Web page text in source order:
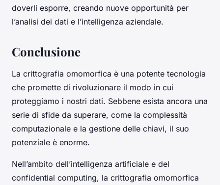
doverli esporre, creando nuove opportunità per
l’analisi dei dati e l’intelligenza aziendale.
Conclusione
La crittografia omomorfica è una potente tecnologia
che promette di rivoluzionare il modo in cui
proteggiamo i nostri dati. Sebbene esista ancora una
serie di sfide da superare, come la complessità
computazionale e la gestione delle chiavi, il suo
potenziale è enorme.
Nell’ambito dell’intelligenza artificiale e del
confidential computing, la crittografia omomorfica